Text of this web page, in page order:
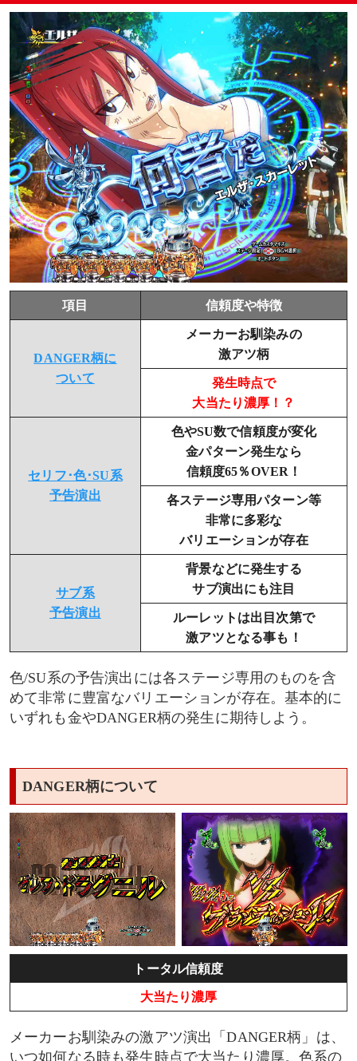
項目 信頼度や特徴
DANGER柄に
ついて
メーカーお馴染みの
激アツ柄
発生時点で
大当たり濃厚！？
セリフ･色･SU系
予告演出
色やSU数で信頼度が変化
金パターン発生なら
信頼度65％OVER！
各ステージ専用パターン等
非常に多彩な
バリエーションが存在
サブ系
予告演出
背景などに発生する
サブ演出にも注目
ルーレットは出目次第で
激アツとなる事も！
色/SU系の予告演出には各ステージ専用のものを含
めて非常に豊富なバリエーションが存在。基本的に
いずれも金やDANGER柄の発生に期待しよう。
DANGER柄について
トータル信頼度
大当たり濃厚
メーカーお馴染みの激アツ演出「DANGER柄」は、
いつ如何なる時も発生時点で大当たり濃厚。色系の